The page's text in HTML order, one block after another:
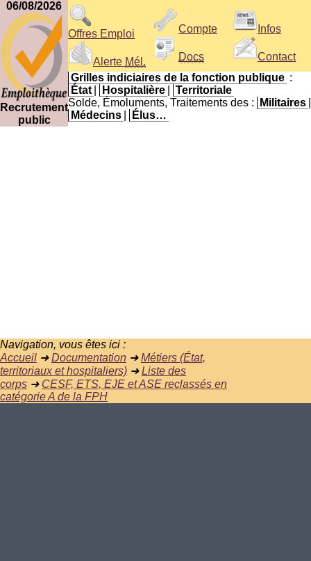
06/08/2026
Recrutement
public
Offres Emploi
Alerte Mél.
Compte
Docs
Infos
Contact
Grilles indiciaires de la fonction publique :
État
Hospitalière
Territoriale
Solde, Émoluments, Traitements des :
Militaires
Médecins
Élus…
Navigation, vous êtes ici :
Accueil ➜Documentation ➜Métiers (État,
territoriaux et hospitaliers) ➜Liste des
corps ➜ CESF, ETS, EJE et ASE reclassés en
catégorie A de la FPH